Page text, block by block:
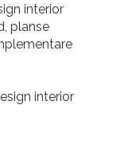
interior
planse
interior